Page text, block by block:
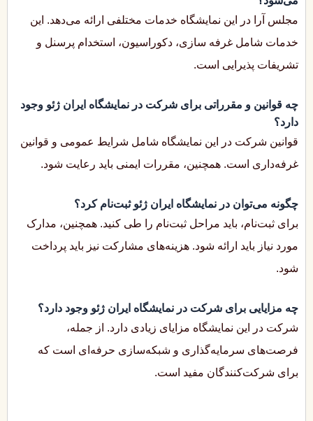
مجلس آرا در این نمایشگاه خدمات مختلفی ارائه می‌دهد. این
خدمات شامل غرفه سازی، دکوراسیون، استخدام پرسنل و
تشریفات پذیرایی است.
چه قوانین و مقرراتی برای شرکت در نمایشگاه ایران ژئو وجود
دارد؟
قوانین شرکت در این نمایشگاه شامل شرایط عمومی و قوانین
غرفه‌داری است. همچنین، مقررات ایمنی باید رعایت شود.
چگونه می‌توان در نمایشگاه ایران ژئو ثبت‌نام کرد؟
برای ثبت‌نام، باید مراحل ثبت‌نام را طی کنید. همچنین، مدارک
مورد نیاز باید ارائه شود. هزینه‌های مشارکت نیز باید پرداخت
شود.
چه مزایایی برای شرکت در نمایشگاه ایران ژئو وجود دارد؟
شرکت در این نمایشگاه مزایای زیادی دارد. از جمله،
فرصت‌های سرمایه‌گذاری و شبکه‌سازی حرفه‌ای است که
برای شرکت‌کنندگان مفید است.